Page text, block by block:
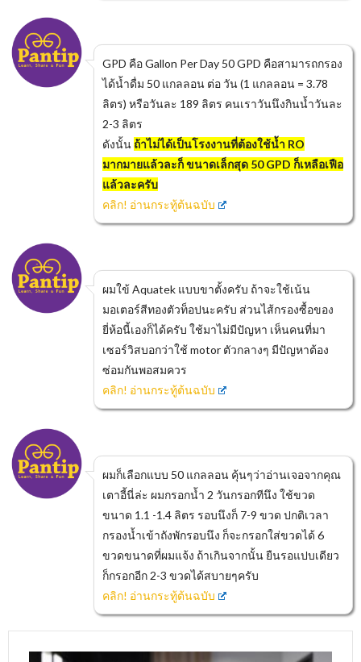
GPD คือ Gallon Per Day 50 GPD คือสามารถกรอง
ได้น้ำดื่ม 50 แกลลอน ต่อ วัน (1 แกลลอน = 3.78
ลิตร) หรือวันละ 189 ลิตร คนเราวันนึงกินน้ำวันละ
2-3 ลิตร
ดังนั้น ถ้าไม่ได้เป็นโรงงานที่ต้องใช้น้ำ RO
มากมายแล้วละก็ ขนาดเล็กสุด 50 GPD ก็เหลือเฟือ
แล้วละครับ
คลิก! อ่านกระทู้ต้นฉบับ
ผมใข้ Aquatek แบบขาตั้งครับ ถ้าจะใช้เน้น
มอเตอร์สีทองตัวท็อปนะครับ ส่วนไส้กรองซื้อของ
ยี่ห้อนี้เองก็ได้ครับ ใช้มาไม่มีปัญหา เห็นคนที่มา
เซอร์วิสบอกว่าใช้ motor ตัวกลางๆ มีปัญหาต้อง
ซ่อมกันพอสมควร
คลิก! อ่านกระทู้ต้นฉบับ
ผมก็เลือกแบบ 50 แกลลอน คุ้นๆว่าอ่านเจอจากคุณ
เตาอี้นี่ล่ะ ผมกรอกน้ำ 2 วันกรอกทีนึง ใช้ขวด
ขนาด 1.1 -1.4 ลิตร รอบนึงก็ 7-9 ขวด ปกติเวลา
กรองน้ำเข้าถังพักรอบนึง ก็จะกรอกใส่ขวดได้ 6
ขวดขนาดที่ผมแจ้ง ถ้าเกินจากนั้น ยืนรอแปบเดียว
ก็กรอกอีก 2-3 ขวดได้สบายๆครับ
คลิก! อ่านกระทู้ต้นฉบับ